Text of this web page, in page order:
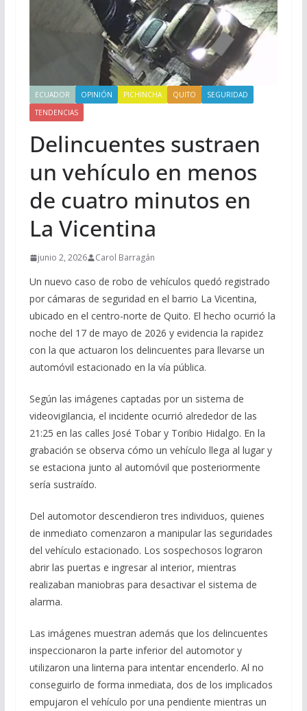
ECUADOR OPINIÓN PICHINCHA QUITO
SEGURIDAD
TENDENCIAS
Delincuentes sustraen
un vehículo en menos
de cuatro minutos en
La Vicentina
junio 2, 2026 Carol Barragán
Un nuevo caso de robo de vehículos quedó registrado
por cámaras de seguridad en el barrio La Vicentina,
ubicado en el centro-norte de Quito. El hecho ocurrió la
noche del 17 de mayo de 2026 y evidencia la rapidez
con la que actuaron los delincuentes para llevarse un
automóvil estacionado en la vía pública.
Según las imágenes captadas por un sistema de
videovigilancia, el incidente ocurrió alrededor de las
21:25 en las calles José Tobar y Toribio Hidalgo. En la
grabación se observa cómo un vehículo llega al lugar y
se estaciona junto al automóvil que posteriormente
sería sustraído.
Del automotor descendieron tres individuos, quienes
de inmediato comenzaron a manipular las seguridades
del vehículo estacionado. Los sospechosos lograron
abrir las puertas e ingresar al interior, mientras
realizaban maniobras para desactivar el sistema de
alarma.
Las imágenes muestran además que los delincuentes
inspeccionaron la parte inferior del automotor y
utilizaron una linterna para intentar encenderlo. Al no
conseguirlo de forma inmediata, dos de los implicados
empujaron el vehículo por una pendiente mientras un